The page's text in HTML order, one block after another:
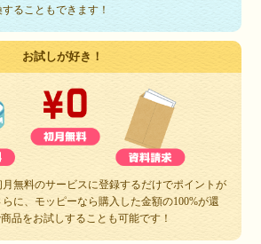
ることもできます！
お試しが好き！
無料のサービスに登録するだけでポイントが
に、モッピーなら購入した金額の100%が還
品をお試しすることも可能です！